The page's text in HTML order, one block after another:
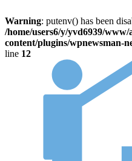
Warning: putenv() has been
/home/users6/y/yvd6939/www/
content/plugins/wpnewsman-
line 12